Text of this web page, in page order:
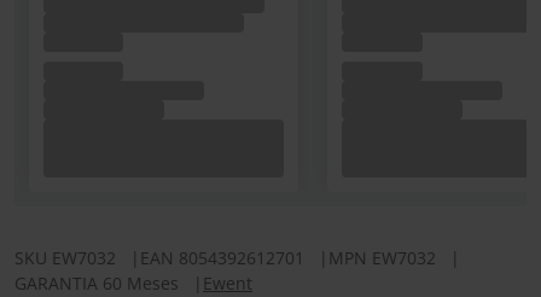
SKU EW7032 EAN 8054392612701 MPN EW7032
GARANTIA 60 Meses
Ewent